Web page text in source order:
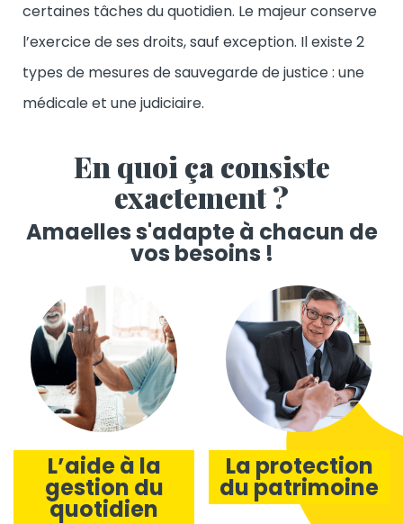
certaines tâches du quotidien. Le majeur conserve
l’exercice de ses droits, sauf exception. Il existe 2
types de mesures de sauvegarde de justice : une
médicale et une judiciaire.
En quoi ça consiste
exactement ?
Amaelles s'adapte à chacun de
vos besoins !
L’aide à la
gestion du
quotidien
La protection
du patrimoine